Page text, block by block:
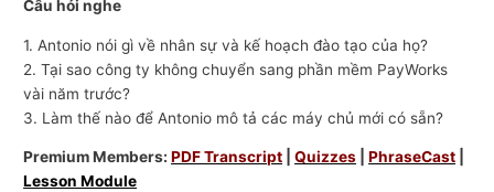
Câu hỏi nghe
1. Antonio nói gì về nhân sự và kế hoạch đào tạo của họ?
2. Tại sao công ty không chuyển sang phần mềm PayWorks
vài năm trước?
3. Làm thế nào để Antonio mô tả các máy chủ mới có sẵn?
Premium Members:PDF Transcript |Quizzes |PhraseCast
Lesson Module